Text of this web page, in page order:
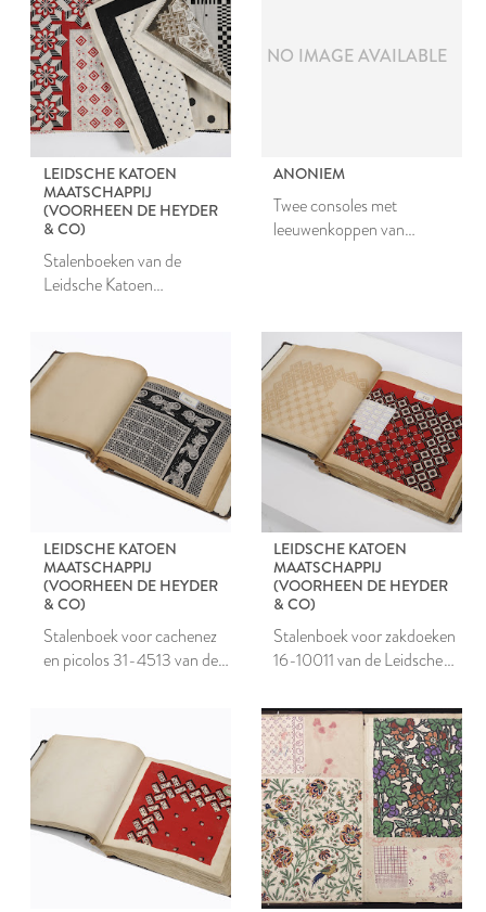
LEIDSCHE KATOEN
MAATSCHAPPIJ
(VOORHEEN DE HEYDER
& CO)
Stalenboeken van de
Leidsche Katoen
NO IMAGE AVAILABLE
ANONIEM
Twee consoles met
leeuwenkoppen van
LEIDSCHE KATOEN
MAATSCHAPPIJ
(VOORHEEN DE HEYDER
& CO)
Stalenboek voor cachenez
en picolos 31-4513 van de
LEIDSCHE KATOEN
MAATSCHAPPIJ
(VOORHEEN DE HEYDER
& CO)
Stalenboek voor zakdoeken
16-10011 van de Leidsche